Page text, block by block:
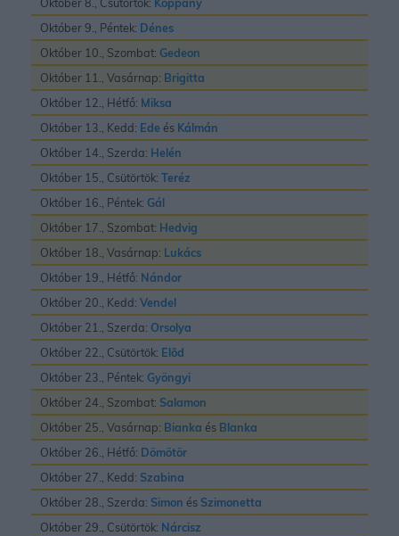
Október 9., Péntek: Dénes
Október 10., Szombat: Gedeon
Október 11., Vasárnap: Brigitta
Október 12., Hétfő: Miksa
Október 13., Kedd: Ede és Kálmán
Október 14., Szerda: Helén
Október 15., Csütörtök: Teréz
Október 16., Péntek: Gál
Október 17., Szombat: Hedvig
Október 18., Vasárnap: Lukács
Október 19., Hétfő: Nándor
Október 20., Kedd: Vendel
Október 21., Szerda: Orsolya
Október 22., Csütörtök: Elõd
Október 23., Péntek: Gyöngyi
Október 24., Szombat: Salamon
Október 25., Vasárnap: Bianka és Blanka
Október 26., Hétfő: Dömötör
Október 27., Kedd: Szabina
Október 28., Szerda: Simon és Szimonetta
Október 29., Csütörtök: Nárcisz